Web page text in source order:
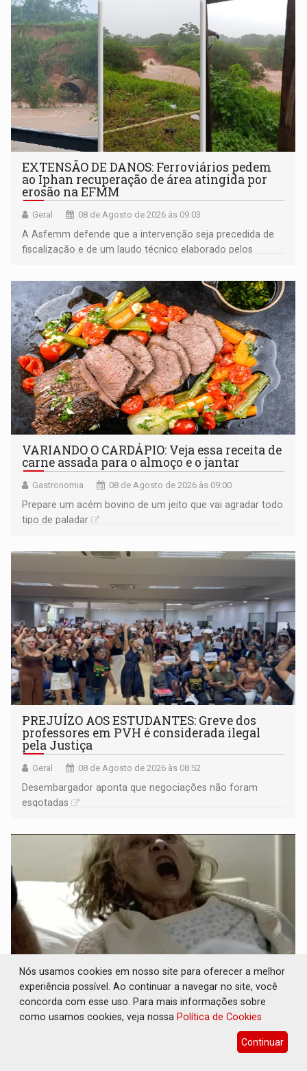
EXTENSÃO DE DANOS: Ferroviários pedem
ao Iphan recuperação de área atingida por
erosão na EFMM
Geral 08 de Agosto de 2026 às 09:03
A Asfemm defende que a intervenção seja precedida de
fiscalização e de um laudo técnico elaborado pelos
VARIANDO O CARDÁPIO: Veja essa receita de
carne assada para o almoço e o jantar
Gastronomia 08 de Agosto de 2026 às 09:00
Prepare um acém bovino de um jeito que vai agradar todo
tipo de paladar
PREJUÍZO AOS ESTUDANTES: Greve dos
professores em PVH é considerada ilegal
pela Justiça
Geral 08 de Agosto de 2026 às 08:52
Desembargador aponta que negociações não foram
esgotadas
POSSESSÃO DE DEBORAH LOGAN: Terror
mistura mistério e filmagens quase reais –
Nós usamos cookies em nosso site para oferecer a melhor
experiência possível. Ao continuar a navegar no site, você
concorda com esse uso. Para mais informações sobre
como usamos cookies, veja nossa Política de Cookies
Continuar